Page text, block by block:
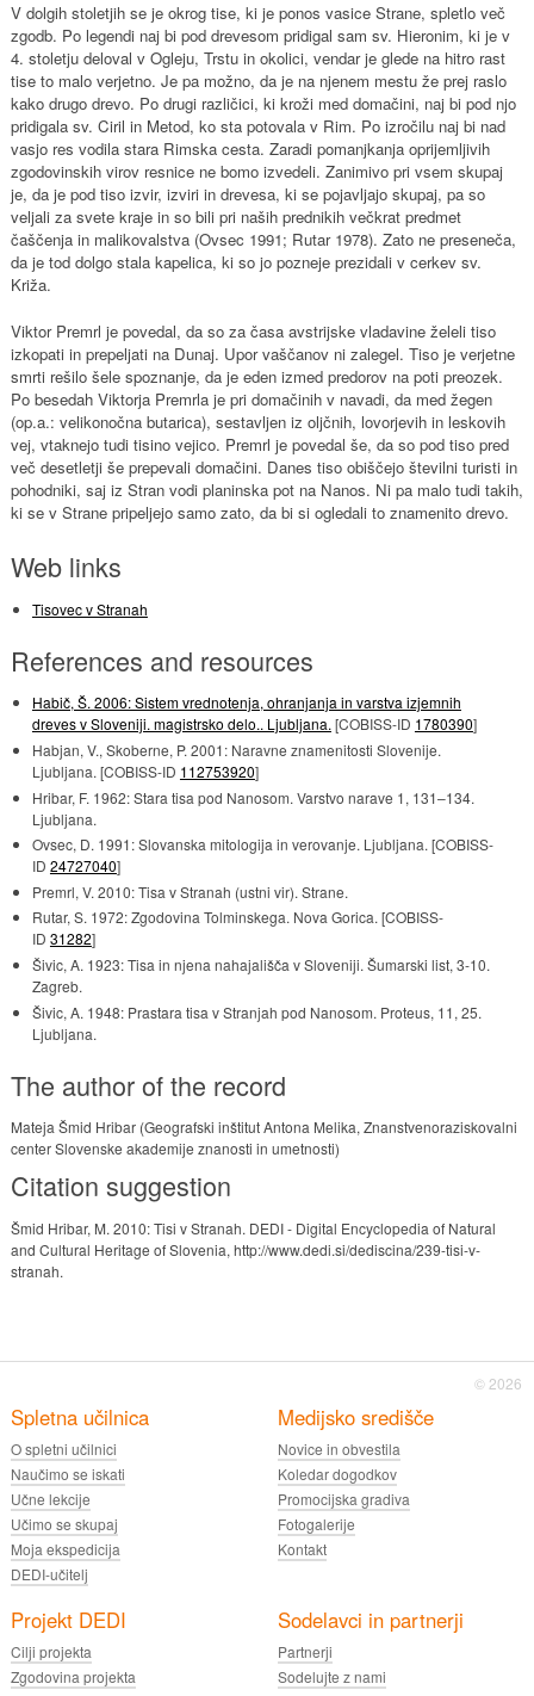
V dolgih stoletjih se je okrog tise, ki je ponos vasice Strane, spletlo več
zgodb. Po legendi naj bi pod drevesom pridigal sam sv. Hieronim, ki je v
4. stoletju deloval v Ogleju, Trstu in okolici, vendar je glede na hitro rast
tise to malo verjetno. Je pa možno, da je na njenem mestu že prej raslo
kako drugo drevo. Po drugi različici, ki kroži med domačini, naj bi pod njo
pridigala sv. Ciril in Metod, ko sta potovala v Rim. Po izročilu naj bi nad
vasjo res vodila stara Rimska cesta. Zaradi pomanjkanja oprijemljivih
zgodovinskih virov resnice ne bomo izvedeli. Zanimivo pri vsem skupaj
je, da je pod tiso izvir, izviri in drevesa, ki se pojavljajo skupaj, pa so
veljali za svete kraje in so bili pri naših prednikih večkrat predmet
čaščenja in malikovalstva (Ovsec 1991; Rutar 1978). Zato ne preseneča,
da je tod dolgo stala kapelica, ki so jo pozneje prezidali v cerkev sv.
Križa.
Viktor Premrl je povedal, da so za časa avstrijske vladavine želeli tiso
izkopati in prepeljati na Dunaj. Upor vaščanov ni zalegel. Tiso je verjetne
smrti rešilo šele spoznanje, da je eden izmed predorov na poti preozek.
Po besedah Viktorja Premrla je pri domačinih v navadi, da med žegen
(op.a.: velikonočna butarica), sestavljen iz oljčnih, lovorjevih in leskovih
vej, vtaknejo tudi tisino vejico. Premrl je povedal še, da so pod tiso pred
več desetletji še prepevali domačini. Danes tiso obiščejo številni turisti in
pohodniki, saj iz Stran vodi planinska pot na Nanos. Ni pa malo tudi takih,
ki se v Strane pripeljejo samo zato, da bi si ogledali to znamenito drevo.
Web links
Tisovec v Stranah
References and resources
Habič, Š. 2006: Sistem vrednotenja, ohranjanja in varstva izjemnih
dreves v Sloveniji. magistrsko delo.. Ljubljana. [COBISS-ID 1780390]
Habjan, V., Skoberne, P. 2001: Naravne znamenitosti Slovenije.
Ljubljana. [COBISS-ID 112753920]
Hribar, F. 1962: Stara tisa pod Nanosom. Varstvo narave 1, 131–134.
Ljubljana.
Ovsec, D. 1991: Slovanska mitologija in verovanje. Ljubljana. [COBISS-
ID 24727040]
Premrl, V. 2010: Tisa v Stranah (ustni vir). Strane.
Rutar, S. 1972: Zgodovina Tolminskega. Nova Gorica. [COBISS-
ID 31282]
Šivic, A. 1923: Tisa in njena nahajališča v Sloveniji. Šumarski list, 3-10.
Zagreb.
Šivic, A. 1948: Prastara tisa v Stranjah pod Nanosom. Proteus, 11, 25.
Ljubljana.
The author of the record
Mateja Šmid Hribar (Geografski inštitut Antona Melika, Znanstvenoraziskovalni
center Slovenske akademije znanosti in umetnosti)
Citation suggestion
Šmid Hribar, M. 2010: Tisi v Stranah. DEDI - Digital Encyclopedia of Natural
and Cultural Heritage of Slovenia, http://www.dedi.si/dediscina/239-tisi-v-
stranah.
© 2026
Spletna učilnica
O spletni učilnici
Naučimo se iskati
Učne lekcije
Učimo se skupaj
Moja ekspedicija
DEDI-učitelj
Medijsko središče
Novice in obvestila
Koledar dogodkov
Promocijska gradiva
Fotogalerije
Kontakt
Projekt DEDI
Cilji projekta
Zgodovina projekta
Sodelavci in partnerji
Partnerji
Sodelujte z nami